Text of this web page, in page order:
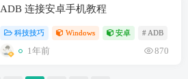
ADB 连接安卓手机教程
科技技巧 Windows 安卓 # ADB
1年前 870